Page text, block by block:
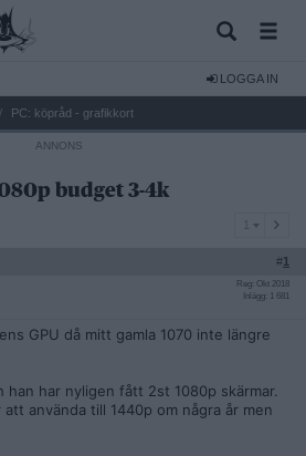
LOGGA IN
PC: köpråd - grafikkort
budget 3-4k
#1
Reg: Okt 2018
Inlägg: 1 681
GPU då mitt gamla 1070 inte längre
har nyligen fått 2st 1080p skärmar.
använda till 1440p om några år men